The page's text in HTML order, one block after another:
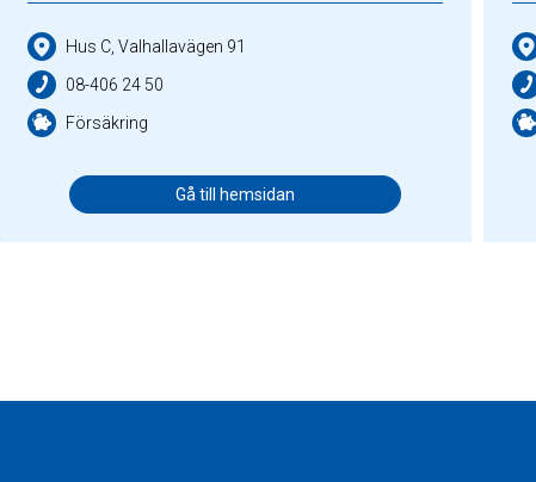
Hus C, Valhallavägen 91
08-406 24 50
Försäkring
Gå till hemsidan